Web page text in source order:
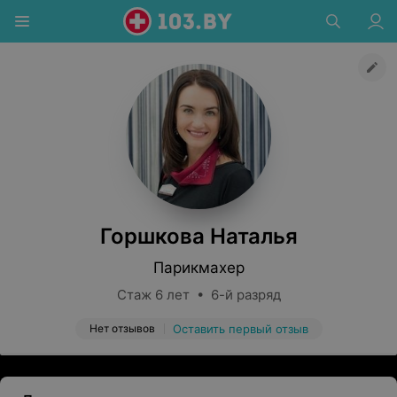
Горшкова Наталья
Парикмахер
Стаж 6 лет • 6-й разряд
Нет отзывов Оставить первый отзыв